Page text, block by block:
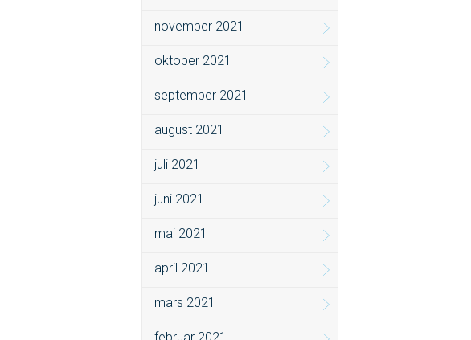
november 2021
oktober 2021
september 2021
august 2021
juli 2021
juni 2021
mai 2021
april 2021
mars 2021